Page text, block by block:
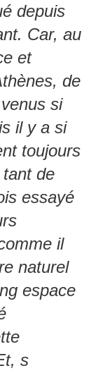
depuis
Car, au
et
de
si
il y a si
toujours
de
essayé
il
naturel
espace
s